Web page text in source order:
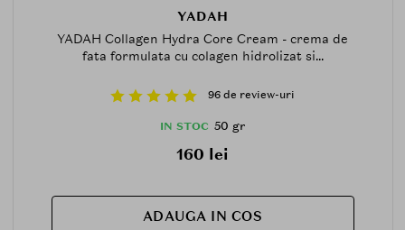
YADAH
YADAH Collagen Hydra Core Cream - crema de
fata formulata cu colagen hidrolizat si...
96 de review-uri
IN STOC 50 gr
160 lei
ADAUGA IN COS